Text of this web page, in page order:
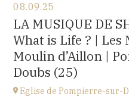
Église Saint-Michel,
2 rue Saint-Jacques,
(76490)
at17H
Buy your tickets
08.09.25
LA MUSIQUE DE
What is Life ? | Les
Moulin d’Aillon |
Doubs (25)
Eglise de Pompierre-sur-